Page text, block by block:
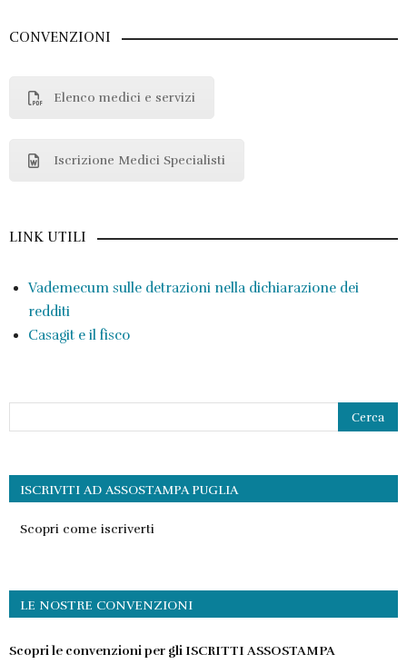
CONVENZIONI
Elenco medici e servizi
Iscrizione Medici Specialisti
LINK UTILI
Vademecum sulle detrazioni nella dichiarazione dei
redditi
Casagit e il fisco
ISCRIVITI AD ASSOSTAMPA PUGLIA
Scopri come iscriverti
LE NOSTRE CONVENZIONI
Scopri le convenzioni per gli ISCRITTI ASSOSTAMPA